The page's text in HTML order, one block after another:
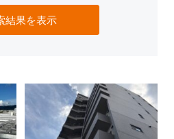
結果を表示